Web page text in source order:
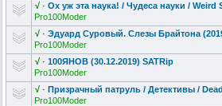
√ · Ох уж эта наука! / Чудеса науки / Weird
Pro100Moder
√ · Эдуард Суровый. Слезы Брайтона
Pro100Moder
√ · 100ЯНОВ (30.12.2019) SATRip
Pro100Moder
√ · Призрачный патруль / Детективы /
Pro100Moder